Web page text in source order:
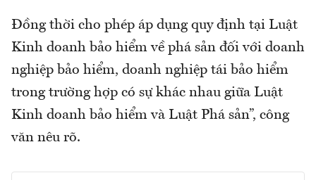
Đồng thời cho phép áp dụng quy định tại Luật
Kinh doanh bảo hiểm về phá sản đối với doanh
nghiệp bảo hiểm, doanh nghiệp tái bảo hiểm
trong trường hợp có sự khác nhau giữa Luật
Kinh doanh bảo hiểm và Luật Phá sản”, công
văn nêu rõ.